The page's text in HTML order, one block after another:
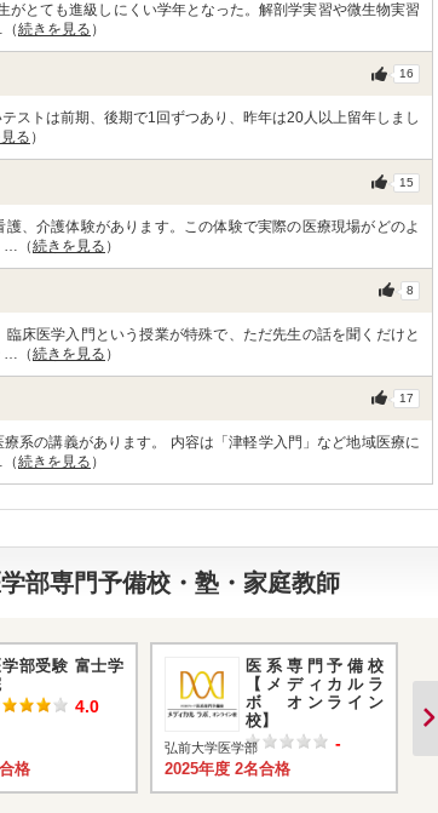
とても進級しにくい学年となった。解剖学実習や微生物実習
続きを見る ）
16
ストは前期、後期で1回ずつあり、昨年は20人以上留年しまし
る ）
15
、介護体験があります。この体験で実際の医療現場がどのよ
…（続きを見る ）
8
床医学入門という授業が特殊で、ただ先生の話を聞くだけと
…（続きを見る ）
17
系の講義があります。 内容は「津軽学入門」など地域医療に
続きを見る ）
部専門予備校・塾・家庭教師
学部受験 富士学
4.0
格
医系専門予備校
【メディカルラ
ボ オンライン
校】
-
弘前大学医学部
2025年度 2名合格